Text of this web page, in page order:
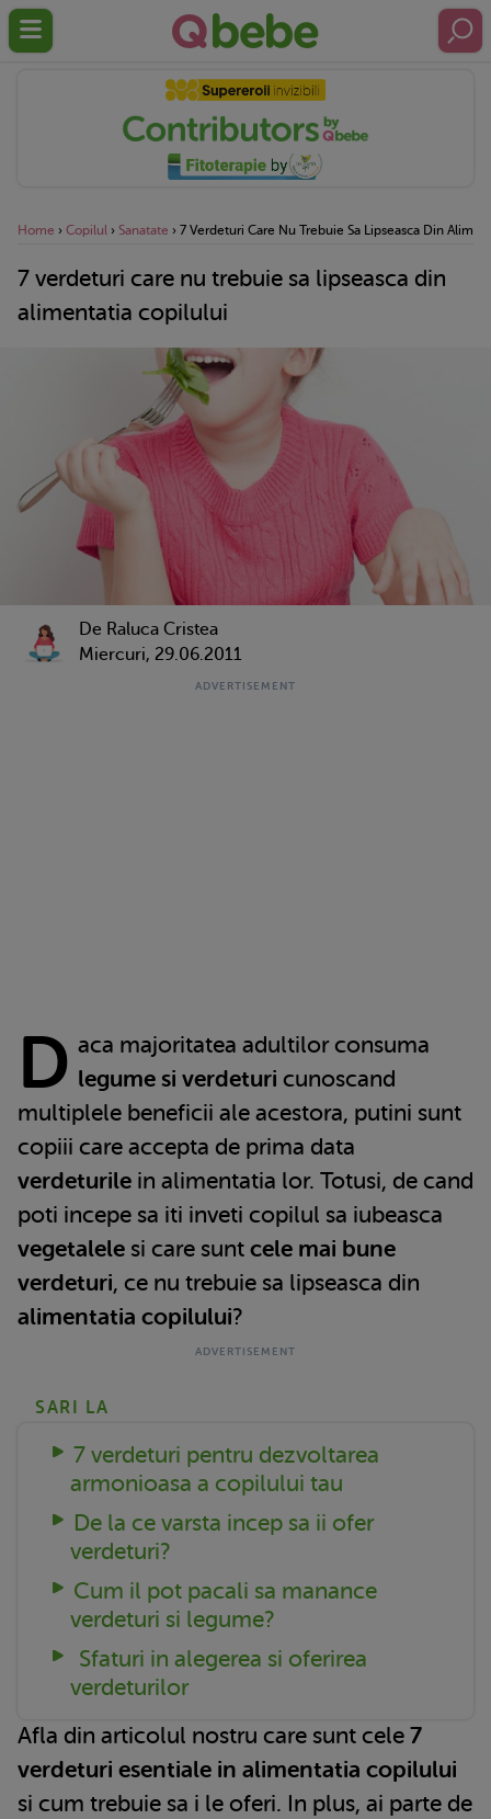
Home › Copilul › Sanatate › 7 Verdeturi Care Nu Trebuie Sa Lipseasca Din
7 verdeturi care nu trebuie sa lipseasca din
alimentatia copilului
De Raluca Cristea
Miercuri, 29.06.2011
D aca majoritatea adultilor consuma
legume si verdeturi cunoscand
multiplele beneficii ale acestora, putini sunt
copiii care accepta de prima data
verdeturile in alimentatia lor. Totusi, de cand
poti incepe sa iti inveti copilul sa iubeasca
vegetalele si care sunt cele mai bune
verdeturi, ce nu trebuie sa lipseasca din
alimentatia copilului?
SARI LA
7 verdeturi pentru dezvoltarea
armonioasa a copilului tau
De la ce varsta incep sa ii ofer
verdeturi?
Cum il pot pacali sa manance
verdeturi si legume?
Sfaturi in alegerea si oferirea
verdeturilor
Afla din articolul nostru care sunt cele 7
verdeturi esentiale in alimentatia copilului
si cum trebuie sa i le oferi. In plus, ai parte de